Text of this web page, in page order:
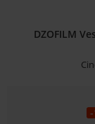
DZOFILM